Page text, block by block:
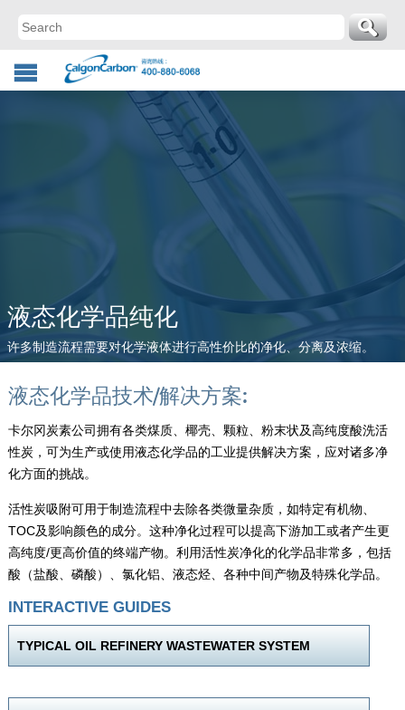
液态化学品纯化
许多制造流程需要对化学液体进行高性价比的净化、分离及浓缩。
液态化学品技术/解决方案:
卡尔冈炭素公司拥有各类煤质、椰壳、颗粒、粉末状及高纯度酸洗活
性炭，可为生产或使用液态化学品的工业提供解决方案，应对诸多净
化方面的挑战。
活性炭吸附可用于制造流程中去除各类微量杂质，如特定有机物、
TOC及影响颜色的成分。这种净化过程可以提高下游加工或者产生更
高纯度/更高价值的终端产物。利用活性炭净化的化学品非常多，包括
酸（盐酸、磷酸）、氯化铝、液态烃、各种中间产物及特殊化学品。
INTERACTIVE GUIDES
TYPICAL OIL REFINERY WASTEWATER SYSTEM